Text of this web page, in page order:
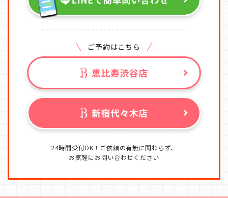
ご予約はこちら
24時間受付OK！ご依頼の有無に関わらず、
お気軽にお問い合わせください